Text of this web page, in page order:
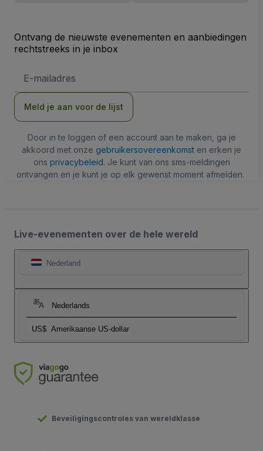
Ontvang de nieuwste evenementen en aanbiedingen
rechtstreeks in je inbox
mailadres
Meld je aan voor de lijst
Door in te loggen of een account aan te maken, ga je
akkoord met onze gebruikersovereenkomst en erken je
ons privacybeleid. Je kunt van ons sms-meldingen
ontvangen en je kunt je op elk gewenst moment afmelden.
Live-evenementen over de hele wereld
Nederland
Nederlands
US$ Amerikaanse US-dollar
Beveiligingscontroles van wereldklasse